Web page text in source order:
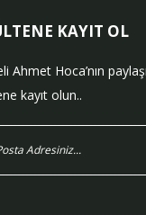
KAYIT OL
Ahmet Hoca’nın
kayıt olun..